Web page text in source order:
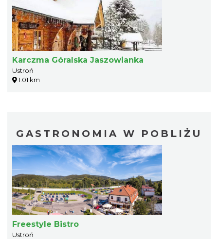
Karczma Góralska Jaszowianka
Ustroń
1.01 km
GASTRONOMIA W POBLIŻU
Freestyle Bistro
Ustroń